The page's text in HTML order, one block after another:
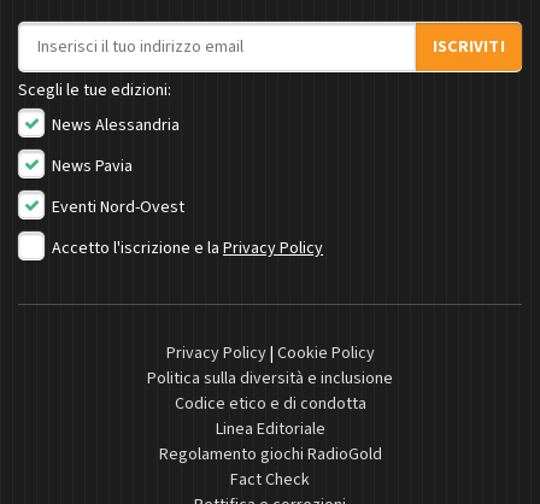
Indirizzo email
ISCRIVITI
Scegli le tue edizioni:
News Alessandria
News Pavia
Eventi Nord-Ovest
Accetto l'iscrizione e la Privacy Policy
Privacy Policy| Cookie Policy
Politica sulla diversità e inclusione
Codice etico e di condotta
Linea Editoriale
Regolamento giochi RadioGold
Fact Check